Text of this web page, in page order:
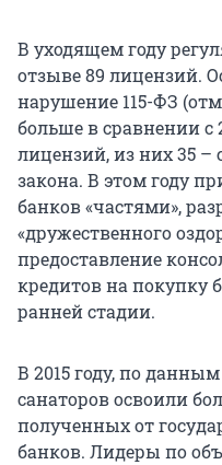
В уходящем году
отзыве 89 лицензий.
нарушение 115-ФЗ
больше в сравнении с
лицензий, из них 35
закона. В этом году
банков «частями»,
«дружественного
предоставление
кредитов на покупку
ранней стадии.
В 2015 году, по
санаторов освоили
полученных от
банков. Лидеры по